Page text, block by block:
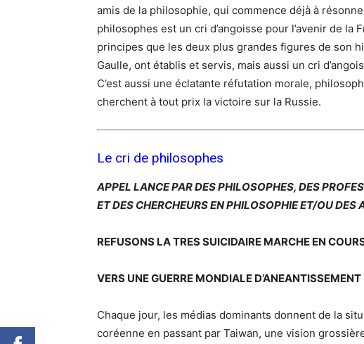
amis de la philosophie, qui commence déjà à
philosophes est un cri d’angoisse pour l’avenir de la
principes que les deux plus grandes figures de son
Gaulle, ont établis et servis, mais aussi un cri
C’est aussi une éclatante réfutation morale,
cherchent à tout prix la victoire sur la Russie.
Le cri de philosophes
APPEL LANCE PAR DES PHILOSOPHES, DES
ET DES CHERCHEURS EN PHILOSOPHIE ET/OU DES
REFUSONS LA TRES SUICIDAIRE MARCHE EN
VERS UNE GUERRE MONDIALE D’ANEANTISSEMENT
Chaque jour, les médias dominants donnent de la
coréenne en passant par Taiwan, une vision